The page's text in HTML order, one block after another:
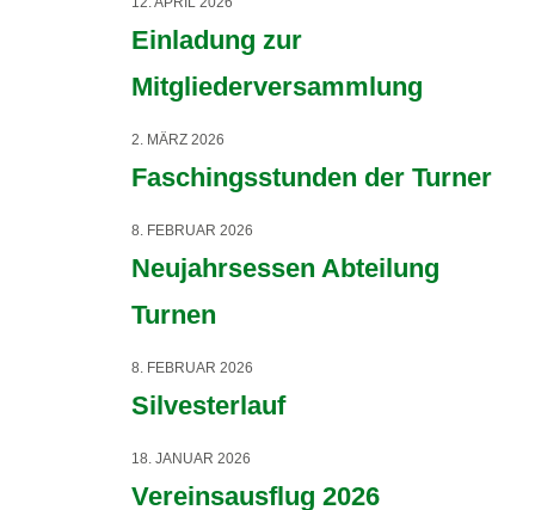
Einladung zur
Mitgliederversammlung
2. MÄRZ 2026
Faschingsstunden der Turner
8. FEBRUAR 2026
Neujahrsessen Abteilung
Turnen
8. FEBRUAR 2026
Silvesterlauf
18. JANUAR 2026
Vereinsausflug 2026